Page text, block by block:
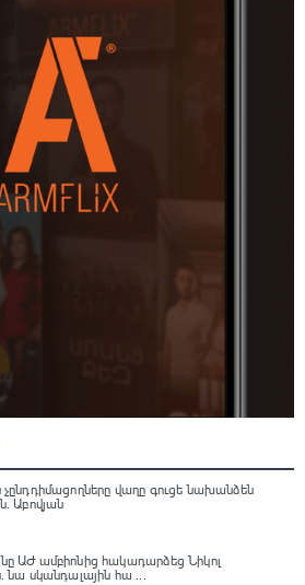
վաղը գուցե նախանձեն
Աբովյան
ԱԺ ամբիոնից հակադարձեց Նիկոլ
նա սկանդալային հա ...